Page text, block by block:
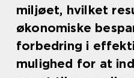
miljøet, hvilket
økonomiske
forbedring i
mulighed for at